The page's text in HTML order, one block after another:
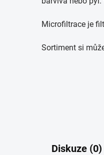
Microfiltrace je
Sortiment si
Diskuze (0)